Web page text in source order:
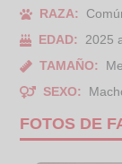
RAZA:
EDAD:
2025
TAMAÑO:
SEXO:
FOTOS DE